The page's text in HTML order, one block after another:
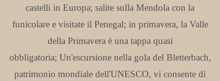
castelli in Europa; salite sulla Mendola con la
funicolare e visitate il Penegal; in primavera, la Valle
della Primavera è una tappa quasi
obbligatoria; Un'escursione nella gola del Bletterbach,
patrimonio mondiale dell'UNESCO, vi consente di